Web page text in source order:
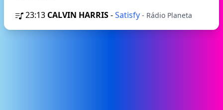
23:13 CALVIN HARRIS-Satisfy - Rádio Planeta